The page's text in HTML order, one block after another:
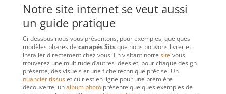
Notre site internet se veut aussi
un guide pratique
Ci-dessous nous vous présentons, pour exemples, quelques
modèles phares de canapés Sitsque nous pouvons livrer et
installer directement chez vous. En visitant notre site vous
trouverez une multitude d’autres idées et, pour chaque design
présenté, des visuels et une fiche technique précise. Un
nuancier tissuset cuir est en ligne pour une première
découverte, unalbum photoprésente quelques exemples de